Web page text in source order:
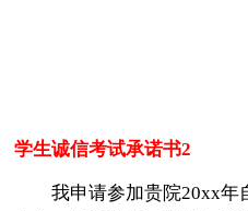
学生诚信考试承诺书2
我申请参加贵院20xx年